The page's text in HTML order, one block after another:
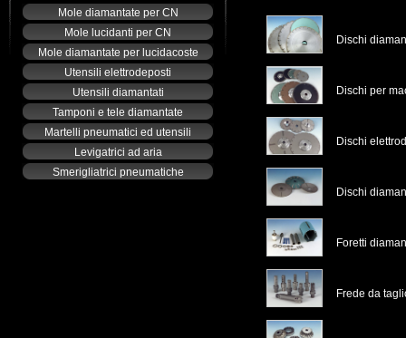
Mole diamantate per CN
Mole lucidanti per CN
Mole diamantate per lucidacoste
Utensili elettrodeposti
Utensili diamantati
Tamponi e tele diamantate
Martelli pneumatici ed utensili
Levigatrici ad aria
Smerigliatrici pneumatiche
Dischi
Dischi per
Dischi
Dischi
Foretti
Frede da